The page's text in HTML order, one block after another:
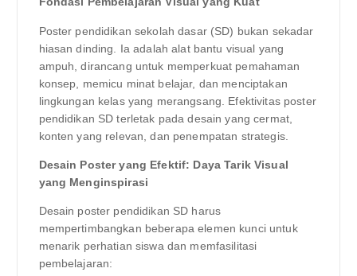
Poster pendidikan sekolah dasar (SD) bukan sekadar
hiasan dinding. Ia adalah alat bantu visual yang
ampuh, dirancang untuk memperkuat pemahaman
konsep, memicu minat belajar, dan menciptakan
lingkungan kelas yang merangsang. Efektivitas poster
pendidikan SD terletak pada desain yang cermat,
konten yang relevan, dan penempatan strategis.
Desain Poster yang Efektif: Daya Tarik Visual
yang Menginspirasi
Desain poster pendidikan SD harus
mempertimbangkan beberapa elemen kunci untuk
menarik perhatian siswa dan memfasilitasi
pembelajaran: